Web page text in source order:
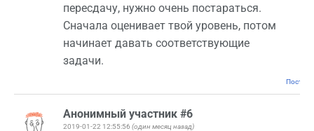
пересдачу, нужно очень постараться.
Сначала оценивает твой уровень, потом
начинает давать соответствующие
задачи.
Анонимный участник #6
2019-01-22 12:55:56 (один месяц назад)